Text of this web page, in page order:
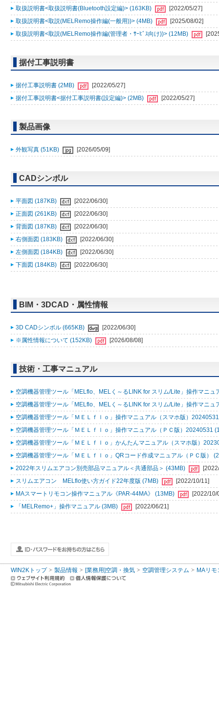
取扱説明書<取扱説明書(Bluetooth設定編)> (163KB)
[2022/05/27]
取扱説明書<取説(MELRemo操作編(一般用))> (4MB)
[2025/08/02]
取扱説明書<取説(MELRemo操作編(管理者・ｻｰﾋﾞｽ向け))> (12MB)
据付工事説明書
据付工事説明書 (2MB)
[2022/05/27]
据付工事説明書<据付工事説明書(設定編)> (2MB)
[2022/05/27]
製品画像
外観写真 (51KB) [2026/05/09]
CADシンボル
平面図 (187KB)
[2022/06/30]
正面図 (261KB)
[2022/06/30]
背面図 (187KB)
[2022/06/30]
右側面図 (183KB)
[2022/06/30]
左側面図 (184KB)
[2022/06/30]
下面図 (184KB)
[2022/06/30]
BIM・3DCAD・属性情報
3D CADシンボル (665KB)
[2022/06/30]
※属性情報について (152KB)
[2026/08/08]
技術・工事マニュアル
空調機器管理ツール「MELflo、MELく～るLINK for スリム/Lite」操作マニュ
空調機器管理ツール「MELflo、MELく～るLINK for スリム/Lite」操作マニュ
空調機器管理ツール「ＭＥＬｆｌｏ」操作マニュアル（スマホ版）
空調機器管理ツール「ＭＥＬｆｌｏ」操作マニュアル（ＰＣ版）20240531
空調機器管理ツール「ＭＥＬｆｌｏ」かんたんマニュアル（スマホ版）
空調機器管理ツール「ＭＥＬｆｌｏ」QRコード作成マニュアル（ＰＣ版）
2022年スリムエアコン別売部品マニュアル＜共通部品＞ (43MB)
スリムエアコン MELflo使い方ガイド22年度版 (7MB)
[2022/10/11]
MAスマートリモコン操作マニュアル《PAR-44MA》 (13MB)
[2022/10/
「MELRemo+」操作マニュアル (3MB)
[2022/06/21]
WIN2Kトップ 製品情報 [業務用]空調・換気 空調管理システム MAリモ